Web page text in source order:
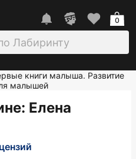
0
книги малыша. Развитие
малышей
: Елена